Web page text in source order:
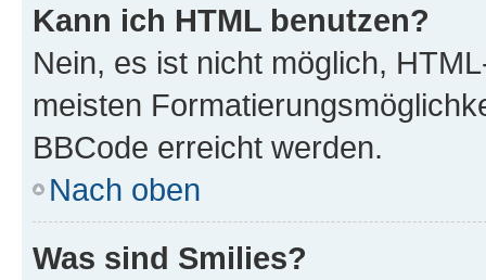
Kann ich HTML benutzen?
Nein, es ist nicht möglich,
meisten
BBCode erreicht werden.
Nach oben
Was sind Smilies?